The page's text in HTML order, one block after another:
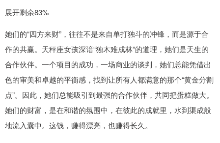
展开剩余83%
她们的“四方来财”，往往不是来自单打独斗的冲锋，而是源于合
作的共赢。天秤座女孩深谙“独木难成林”的道理，她们是天生的
合作伙伴。一个项目的成功，一场商业的谈判，她们总能凭借出
色的审美和卓越的平衡感，找到让所有人都满意的那个“黄金分割
点”。因此，她们总能吸引到最强的合作伙伴，共同把蛋糕做大。
她们的财富，是在和谐的氛围中，在彼此的成就里，水到渠成般
地流入囊中。这钱，赚得漂亮，也赚得长久。